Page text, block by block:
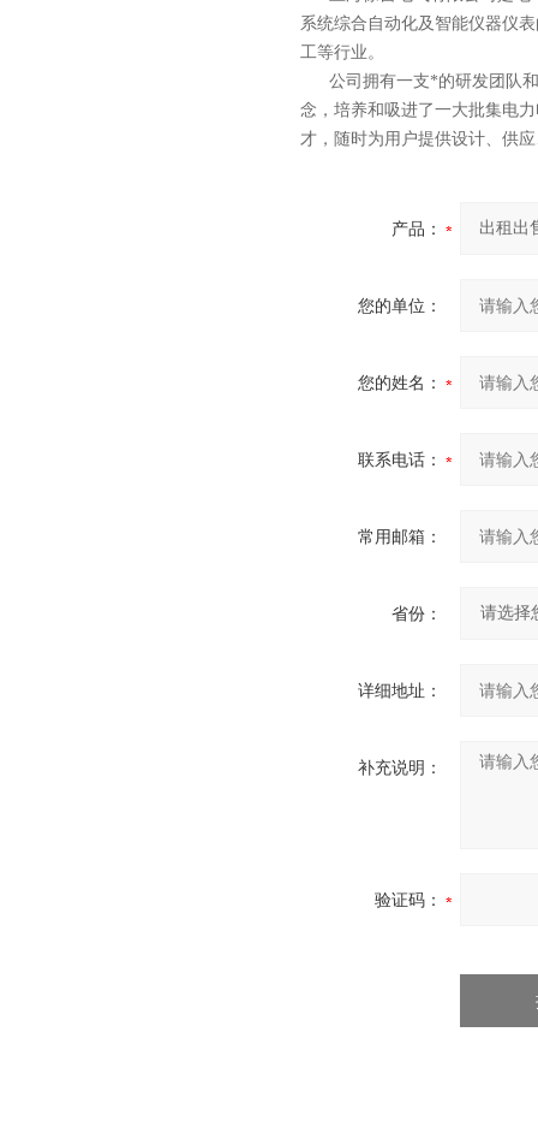
系统综合自动化及智能仪器仪表
工等行业。
公司拥有一支*的研发团队和
念，培养和吸进了一大批集电
才，随时为用户提供设计、供
产品：
您的单位：
您的姓名：
联系电话：
常用邮箱：
省份：
详细地址：
补充说明：
验证码：